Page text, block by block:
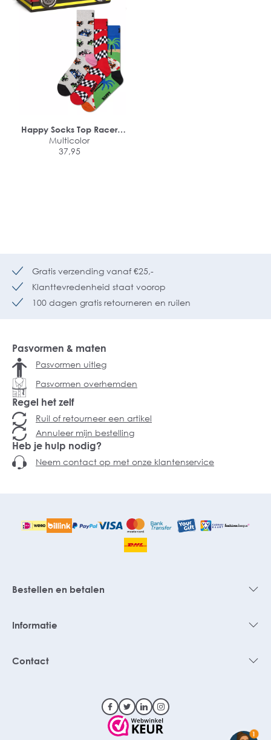
Happy Socks Top Racer
Socks Gift Set (3-pack)
Multicolor
37,95
Gratis verzending vanaf €25,-
Klanttevredenheid staat voorop
100 dagen gratis retourneren en ruilen
Pasvormen & maten
Pasvormen uitleg
Pasvormen overhemden
Regel het zelf
Ruil of retourneer een artikel
Annuleer mijn bestelling
Heb je hulp nodig?
Neem contact op met onze klantenservice
Bestellen en betalen
Informatie
Contact
1